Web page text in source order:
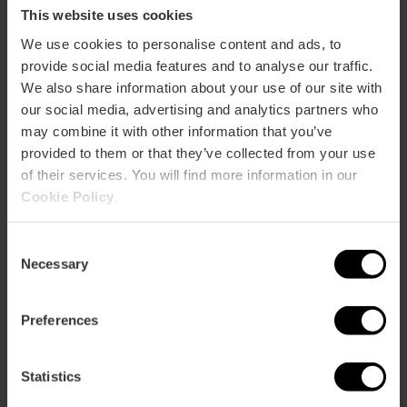
This website uses cookies
We use cookies to personalise content and ads, to
provide social media features and to analyse our traffic.
We also share information about your use of our site with
our social media, advertising and analytics partners who
may combine it with other information that you’ve
provided to them or that they’ve collected from your use
of their services. You will find more information in our
Cookie Policy
Selection
Necessary
Preferences
Statistics
Activar mapa